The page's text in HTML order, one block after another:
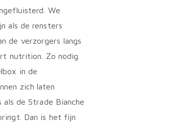
We
als de rensters
de verzorgers langs
nutrition. Zo nodig
in de
zich laten
als de Strade Bianche
Dan is het fijn